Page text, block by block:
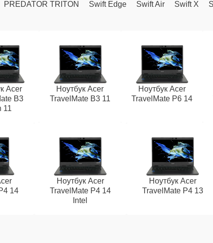
PREDATOR TRITON Swift Edge Swift Air Swift X
Acer
B3
11
Ноутбук Acer
TravelMate B3 11
Ноутбук Acer
TravelMate P6 14
14
Ноутбук Acer
TravelMate P4 14
Intel
Ноутбук Acer
TravelMate P4 13